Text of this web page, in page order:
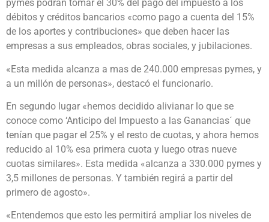
pymes podrán tomar el 30% del pago del impuesto a los
débitos y créditos bancarios «como pago a cuenta del 15%
de los aportes y contribuciones» que deben hacer las
empresas a sus empleados, obras sociales, y jubilaciones.
«Esta medida alcanza a mas de 240.000 empresas pymes, y
a un millón de personas», destacó el funcionario.
En segundo lugar «hemos decidido alivianar lo que se
conoce como ‘Anticipo del Impuesto a las Ganancias´ que
tenían que pagar el 25% y el resto de cuotas, y ahora hemos
reducido al 10% esa primera cuota y luego otras nueve
cuotas similares». Esta medida «alcanza a 330.000 pymes y
3,5 millones de personas. Y también regirá a partir del
primero de agosto».
«Entendemos que esto les permitirá ampliar los niveles de